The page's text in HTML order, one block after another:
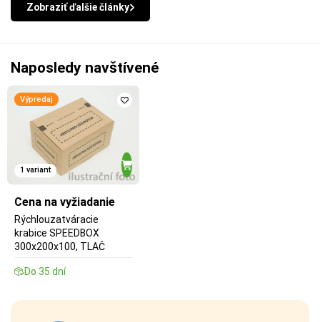
Zobraziť ďalšie články
Naposledy navštívené
Výpredaj
1 variant
Cena na vyžiadanie
Rýchlouzatváracie
krabice SPEEDBOX
300x200x100, TLAČ
Do 35 dní